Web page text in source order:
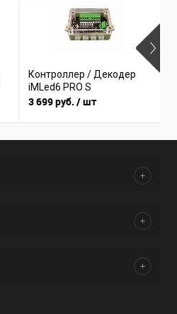
Контроллер / Декодер
iMLed6 PRO S
3 699 руб. / шт